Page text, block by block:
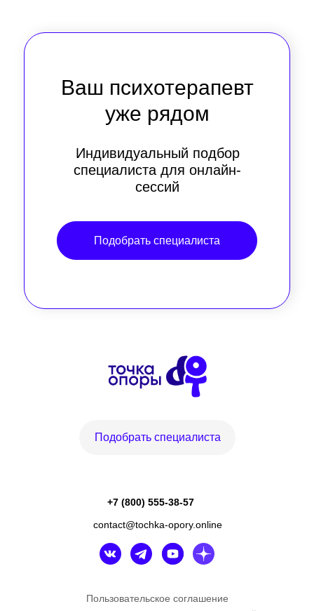
Ваш психотерапевт
уже рядом
Индивидуальный подбор
специалиста для онлайн-
сессий
Подобрать специалиста
contact@tochka-opory.online
Пользовательское соглашение
Подобрать специалиста
+7 (800) 555-38-57